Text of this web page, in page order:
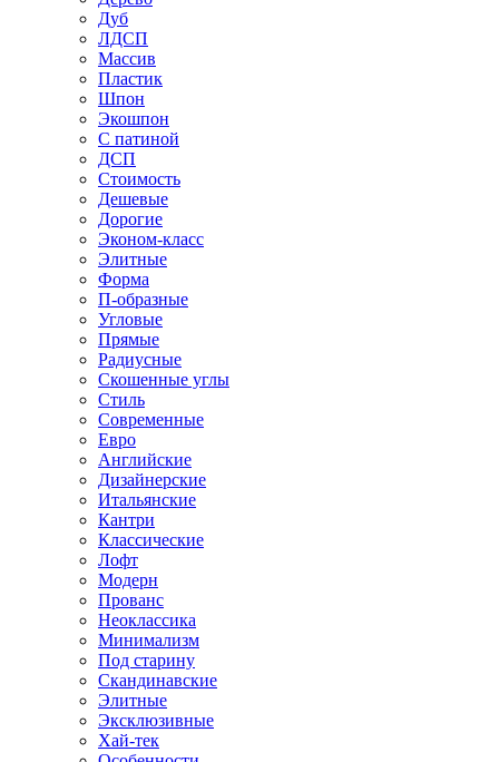
Дуб
ЛДСП
Массив
Пластик
Шпон
Экошпон
С патиной
ДСП
Стоимость
Дешевые
Дорогие
Эконом-класс
Элитные
Форма
П-образные
Угловые
Прямые
Радиусные
Скошенные углы
Стиль
Современные
Евро
Английские
Дизайнерские
Итальянские
Кантри
Классические
Лофт
Модерн
Прованс
Неоклассика
Минимализм
Под старину
Скандинавские
Элитные
Эксклюзивные
Хай-тек